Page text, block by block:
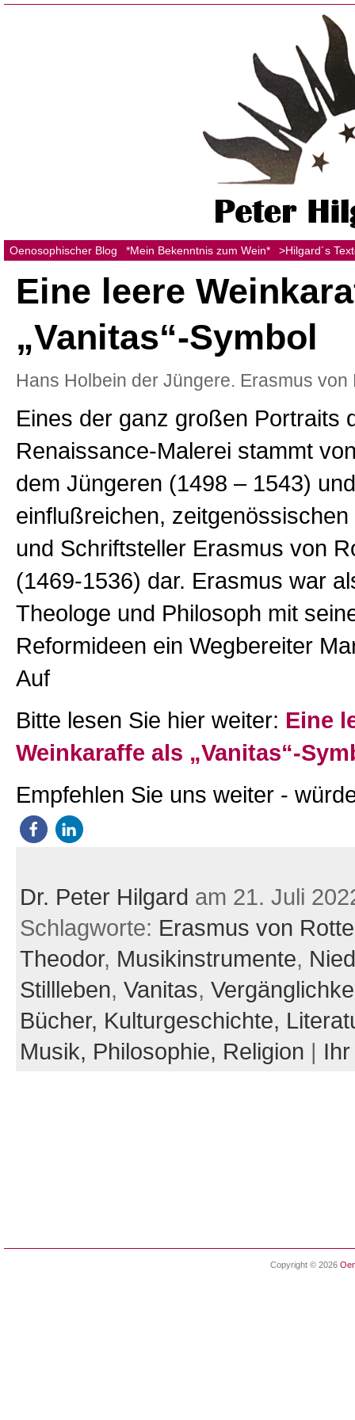
Oenosophischer Blog *Mein Bekenntnis zum Wein* >Hilgard´s
Eine leere
„Vanitas“-Symbol
Hans Holbein der Jüngere. Erasmus von
Eines der ganz großen Portraits
Renaissance-Malerei stammt
dem Jüngeren (1498 – 1543)
einflußreichen,
und Schriftsteller Erasmus von
(1469-1536) dar. Erasmus war
Theologe und Philosoph mit
Reformideen ein Wegbereiter
Auf
Bitte lesen Sie hier weiter: Eine
Weinkaraffe als „Vanitas“-
Empfehlen Sie uns weiter -
Dr. Peter Hilgard am 21. Juli
Schlagworte: Erasmus von
Theodor, Musikinstrumente,
Stillleben, Vanitas,
Bücher, Kulturgeschichte,
Musik, Philosophie, Religion |
Copyright © 2026